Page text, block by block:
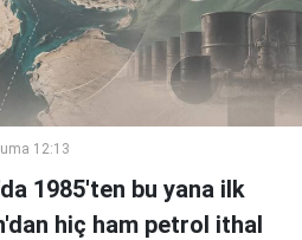
12:13
1985'ten bu yana ilk
hiç ham petrol ithal